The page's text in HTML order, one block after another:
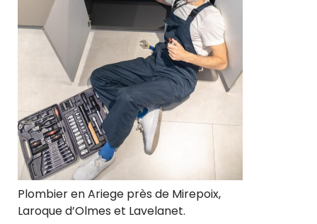
Plombier en Ariege près de Mirepoix,
Laroque d’Olmes et Lavelanet.